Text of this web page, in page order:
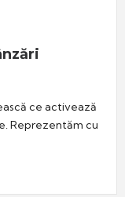
ce activează
Reprezentăm cu